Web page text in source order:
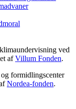
ved
afVillum Fonden.
formidlingscenter
Nordea-fonden.